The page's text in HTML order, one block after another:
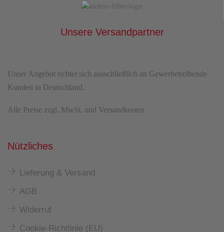
Unsere Versandpartner
Unser Angebot richtet sich ausschließlich an Gewerbetreibende
Kunden in Deutschland.
Alle Preise zzgl. MwSt. und Versandkosten
Nützliches
Lieferung & Versand
AGB
Widerruf
Cookie-Richtlinie (EU)